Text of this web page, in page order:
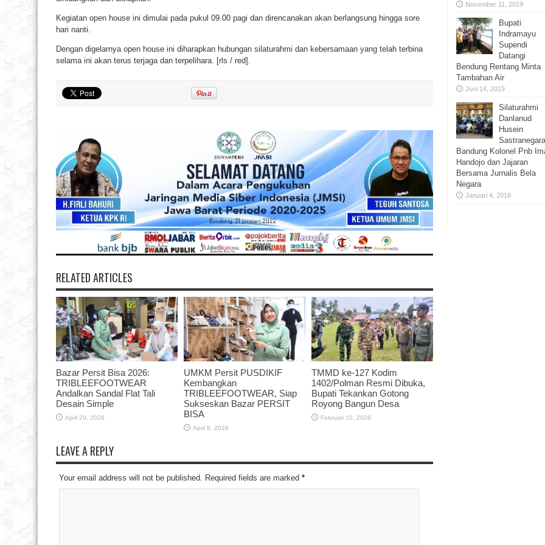
Kegiatan open house ini dimulai pada pukul 09.00 pagi dan direncanakan akan berlangsung hingga sore
hari nanti.
Dengan digelarnya open house ini diharapkan hubungan silaturahmi dan kebersamaan yang telah terbina
selama ini akan terus terjaga dan terpelihara. [rls / red].
RELATED ARTICLES
Bazar Persit Bisa 2026:
TRIBLEEFOOTWEAR
Andalkan Sandal Flat Tali
Desain Simple
April 29, 2026
UMKM Persit PUSDIKIF
Kembangkan
TRIBLEEFOOTWEAR, Siap
Sukseskan Bazar PERSIT
BISA
April 8, 2026
TMMD ke-127 Kodim
1402/Polman Resmi Dibuka,
Bupati Tekankan Gotong
Royong Bangun Desa
Februari 10, 2026
LEAVE A REPLY
Your email address will not be published. Required fields are marked *
November 11, 2019
Bupati
Indramayu
Supendi
Datangi
Bendung Rentang Minta
Tambahan Air
Juni 14, 2019
Silaturahmi
Danlanud
Husein
Sastranegara
Bandung Kolonel Pnb
Handojo dan Jajaran
Bersama Jurnalis Bela
Negara
Januari 4, 2018